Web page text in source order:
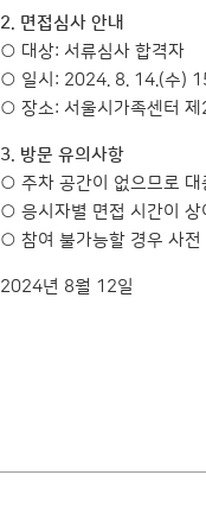
2. 면접심사 안내
○ 대상: 서류심사 합격자
○ 일시: 2024. 8. 14.(수)
○ 장소: 서울시가족센터
3. 방문 유의사항
○ 주차 공간이 없으므로 대
○ 응시자별 면접 시간이 상
○ 참여 불가능할 경우 사전
2024년 8월 12일